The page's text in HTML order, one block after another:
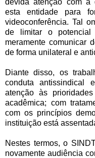
esta entidade para
videoconferência. Tal
de limitar o
meramente comunicar
de forma unilateral e
Diante disso, os
conduta antissindical
atenção às
acadêmica; com
com os princípios
instituição está
Nestes termos, o
novamente audiência